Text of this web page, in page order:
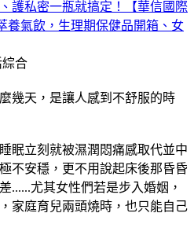
護私密一瓶就搞定！【華信國際
養氣飲，生理期保健品開箱、女
綜合
幾天，是讓人感到不舒服的時
眠立刻就被濕潤悶痛感取代並中
不安穩，更不用說起床後那昏昏
......尤其女性們若是步入婚姻，
家庭育兒兩頭燒時，也只能自己